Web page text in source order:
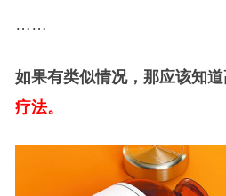
……
如果有类似情况，那应该知
疗法。